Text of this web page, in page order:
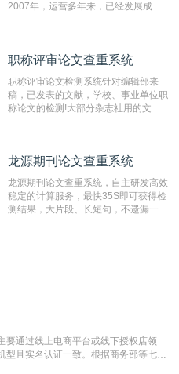
2007年，运营多年来，已经发展成为
检测速度快、精度高，市场反映良好。
职称评审论文查重系统
职称评审论文检测系统针对编辑部来
稿，已发表的文献，学校、事业单位职
称论文的检测!大部分杂志社用的文献
编辑部检测来稿和已发表的文献,检测
测时注意填写第一作者,才能排除已发
表文献复制比。（限制字符数1万）
龙源期刊论文查重系统
龙源期刊论文查重系统，自主研发高效
稳定的计算服务，最快35S即可获得检
测结果，大片段、长短句，不遗漏一处
要通过线上电商平台或线下授权店领
且实名认证一致。根据商务部等七部